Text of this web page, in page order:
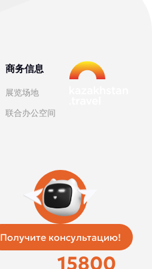
Получите консультацию!
商务信息
展览场地
联合办公空间
统一出租车服务
15800